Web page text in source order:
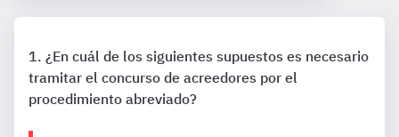
¿En cuál de los siguientes supuestos es necesario
tramitar el concurso de acreedores por el
procedimiento abreviado?